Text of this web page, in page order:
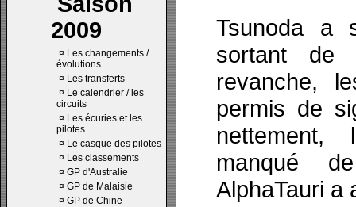
2009
¤ Les changements /
évolutions
¤ Les transferts
¤ Le calendrier / les
circuits
¤ Les écuries et les
pilotes
¤ Le casque des pilotes
¤ Les classements
¤ GP d'Australie
¤ GP de Malaisie
¤ GP de Chine
Tsunoda a
sortant de
revanche,
permis de
manqué
AlphaTauri a